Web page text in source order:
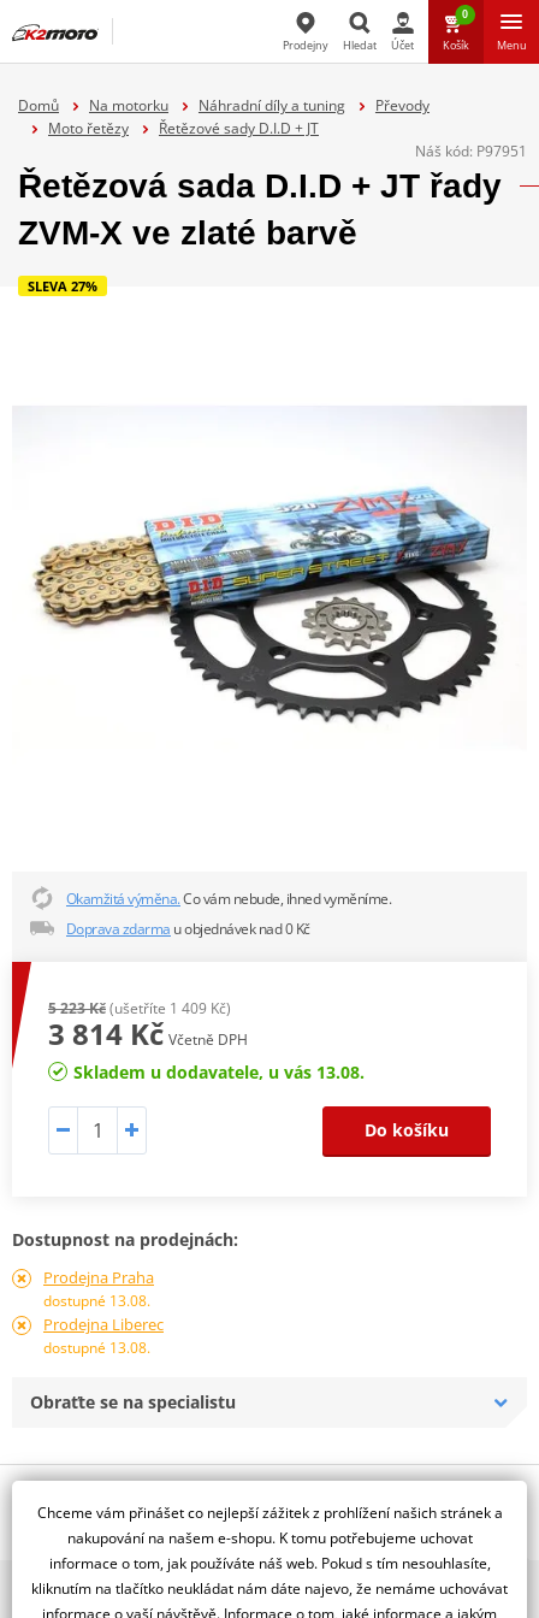
Prodejny Hledat Účet
0
Košík Menu
Domů Na motorku Náhradní díly a tuning
Převody
Moto řetězy
Řetězové sady D.I.D + JT
Náš kód: P97951
Řetězová sada D.I.D + JT řady
ZVM-X ve zlaté barvě
SLEVA 27%
Okamžitá výměna.Co vám nebude, ihned vyměníme.
Doprava zdarma u objednávek nad 0 Kč
5 223 Kč(ušetříte 1 409 Kč)
3 814 Kč Včetně DPH
Skladem u dodavatele, u vás 13.08.
Do košíku
Dostupnost na prodejnách:
Prodejna Praha
dostupné 13.08.
Prodejna Liberec
dostupné 13.08.
Obraťte se na specialistu
Jsme autorizovaný
dealer značky D.I.D + JT
Řetězová sada - Řetěz D.I.D, řady ZVM-X ve zlaté barvě, těsněný X-
2x multibrand showroom
Chceme vám přinášet co nejlepší zážitek z prohlížení našich stránek a
nakupování na našem e-shopu. K tomu potřebujeme uchovat
informace o tom, jak používáte náš web. Pokud s tím nesouhlasíte,
kliknutím na tlačítko neukládat nám dáte najevo, že nemáme uchovávat
informace o vaší návštěvě. Informace o tom, jaké informace a jakým